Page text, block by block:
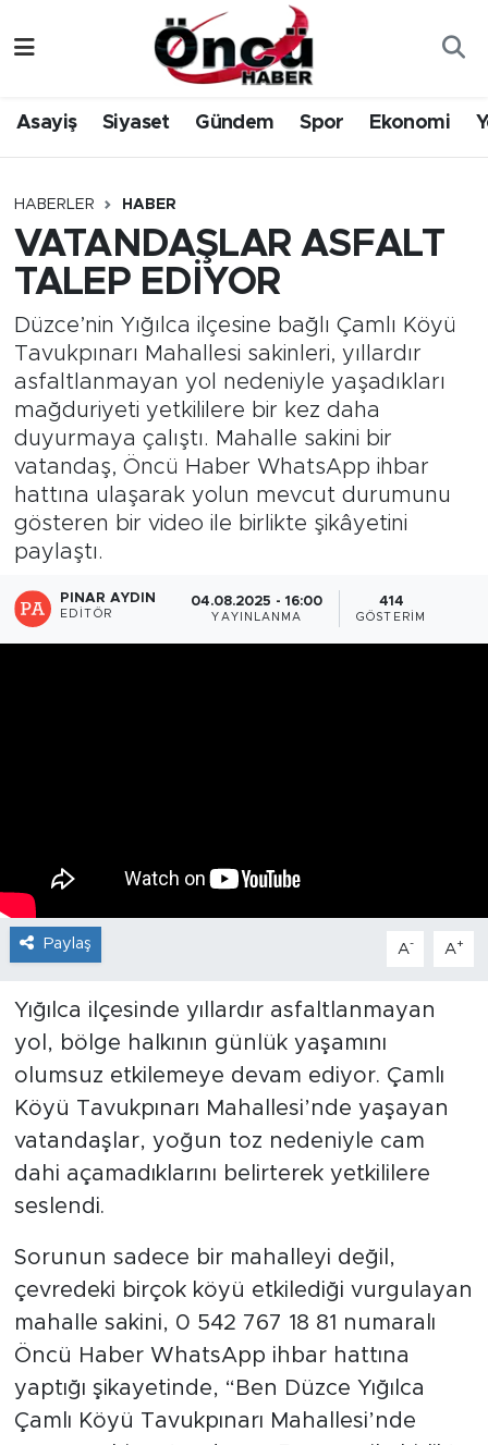
Asayiş Siyaset Gündem Spor Ekonomi
HABERLER HABER
VATANDAŞLAR ASFALT
TALEP EDİYOR
Düzce’nin Yığılca ilçesine bağlı Çamlı Köyü
Tavukpınarı Mahallesi sakinleri, yıllardır
asfaltlanmayan yol nedeniyle yaşadıkları
mağduriyeti yetkililere bir kez daha
duyurmaya çalıştı. Mahalle sakini bir
vatandaş, Öncü Haber WhatsApp ihbar
hattına ulaşarak yolun mevcut durumunu
gösteren bir video ile birlikte şikâyetini
paylaştı.
PINAR AYDIN
EDITÖR
04.08.2025 - 16:00
YAYINLANMA
414
GÖSTERIM
Paylaş A- A+
Yığılca ilçesinde yıllardır asfaltlanmayan
yol, bölge halkının günlük yaşamını
olumsuz etkilemeye devam ediyor. Çamlı
Köyü Tavukpınarı Mahallesi’nde yaşayan
vatandaşlar, yoğun toz nedeniyle cam
dahi açamadıklarını belirterek yetkililere
seslendi.
Sorunun sadece bir mahalleyi değil,
çevredeki birçok köyü etkilediği vurgulayan
mahalle sakini, 0 542 767 18 81 numaralı
Öncü Haber WhatsApp ihbar hattına
yaptığı şikayetinde, “Ben Düzce Yığılca
Çamlı Köyü Tavukpınarı Mahallesi’nde
Gündem
Spor
Yerel Haber
Öncü Radyo Dinle
Öncü TV İzle
Düzce Nöbetçi Eczaneler
Düzce Hava Durumu
Düzce Trafik Yoğunluk Haritası
Tüm Manşetler
Son Dakika Haberleri
Haber Arşivi